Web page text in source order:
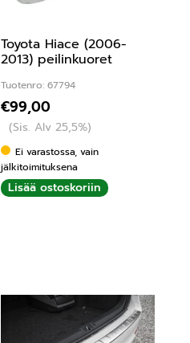
Toyota Hiace (2006-
2013) peilinkuoret
Tuotenro: 67794
€99,00
(Sis. Alv 25,5%)
Ei varastossa, vain
jälkitoimituksena
Lisää ostoskoriin